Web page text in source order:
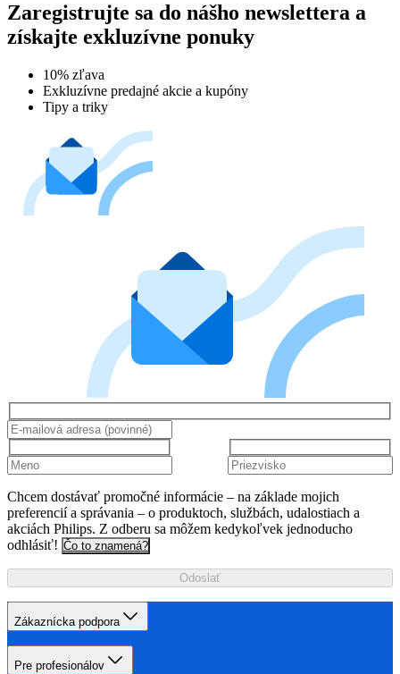
Zaregistrujte sa do nášho newslettera a
získajte exkluzívne ponuky
10% zľava
Exkluzívne predajné akcie a kupóny
Tipy a triky
Chcem dostávať promočné informácie – na základe mojich
preferencií a správania – o produktoch, službách, udalostiach a
akciách Philips. Z odberu sa môžem kedykoľvek jednoducho
odhlásiť! Čo to znamená?
Odoslať
Zákaznícka podpora
Pre profesionálov